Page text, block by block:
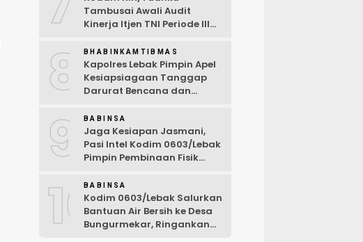
Tambusai Awali Audit
Kinerja Itjen TNI Periode III
8 BHABINKAMTIBMAS
Kapolres Lebak Pimpin Apel
Kesiapsiagaan Tanggap
Darurat Bencana dan
9 BABINSA
Jaga Kesiapan Jasmani,
Pasi Intel Kodim 0603/Lebak
Pimpin Pembinaan Fisik
10BABINSA
Kodim 0603/Lebak Salurkan
Bantuan Air Bersih ke Desa
Bungurmekar, Ringankan